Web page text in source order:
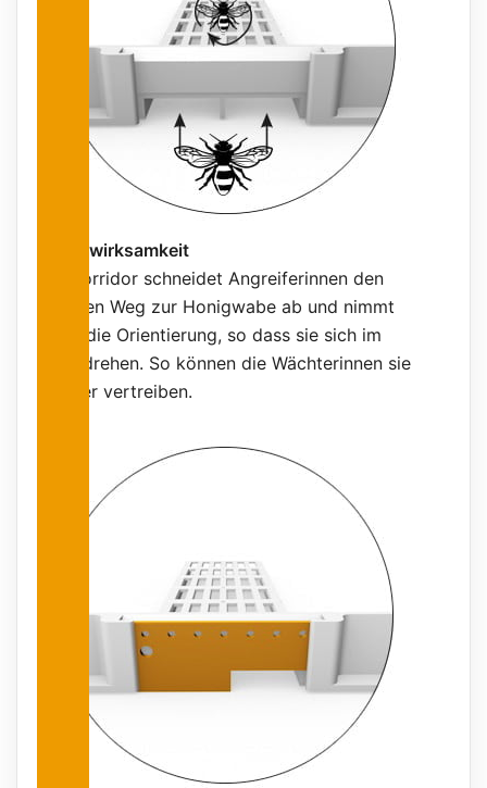
Grundwirksamkeit
Der Korridor schneidet Angreiferinnen den
direkten Weg zur Honigwabe ab und nimmt
ihnen die Orientierung, so dass sie sich im
Kreis drehen. So können die Wächterinnen sie
leichter vertreiben.